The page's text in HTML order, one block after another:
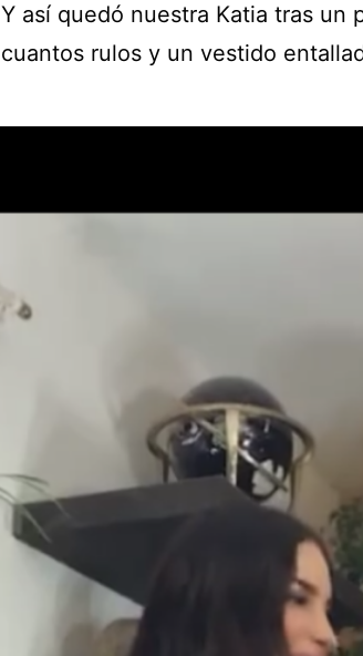
Y así quedó nuestra Katia tras un
cuantos rulos y un vestido